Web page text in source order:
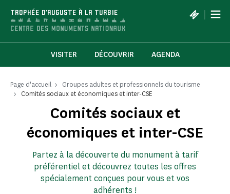
TROPHÉE D'AUGUSTE À LA TURBIE |
VISITER DÉCOUVRIR AGENDA
Page d'accueil
Groupes adultes et professionnels du tourisme
Comités sociaux et économiques et inter-CSE
Comités sociaux et
économiques et inter-CSE
Partez à la découverte du monument à tarif
préférentiel et découvrez toutes les offres
spécialement conçues pour vous et vos
adhérents !